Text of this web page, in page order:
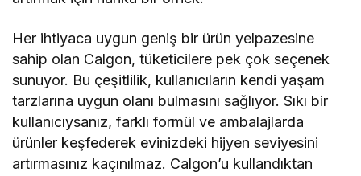
Her ihtiyaca uygun geniş bir ürün yelpazesine
sahip olan Calgon, tüketicilere pek çok seçenek
sunuyor. Bu çeşitlilik, kullanıcıların kendi yaşam
tarzlarına uygun olanı bulmasını sağlıyor. Sıkı bir
kullanıcıysanız, farklı formül ve ambalajlarda
ürünler keşfederek evinizdeki hijyen seviyesini
artırmasınız kaçınılmaz. Calgon’u kullandıktan